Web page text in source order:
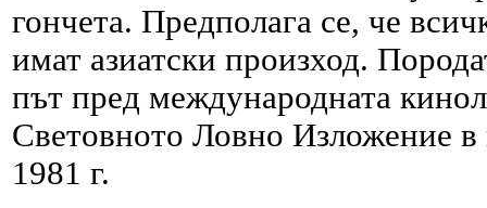
гончета. Предполага се, че
имат азиатски произход.
път пред международната
Световното Ловно Изложение
1981 г.